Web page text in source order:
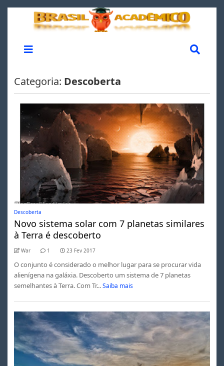
Categoria: Descoberta
Descoberta
Novo sistema solar com 7 planetas similares
à Terra é descoberto
War 1 23 Fev 2017
O conjunto é considerado o melhor lugar para se procurar vida
alienígena na galáxia. Descoberto um sistema de 7 planetas
semelhantes à Terra. Com Tr... Saiba mais